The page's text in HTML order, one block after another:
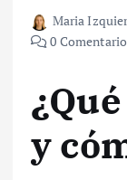
Maria
0
y